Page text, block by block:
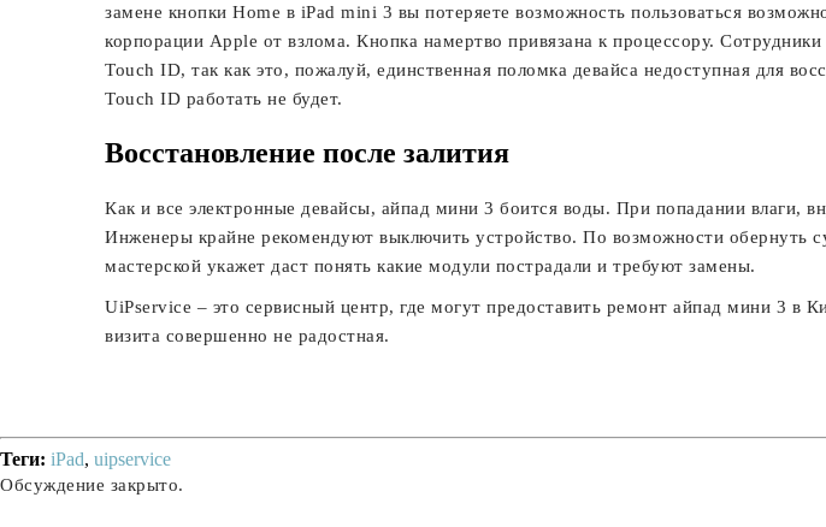
замене кнопки Home в iPad mini 3 вы потеряете возможность пользоваться
корпорации Apple от взлома. Кнопка намертво привязана к процессору.
Touch ID, так как это, пожалуй, единственная поломка девайса недоступная для
Touch ID работать не будет.
Восстановление после залития
Как и все электронные девайсы, айпад мини 3 боится воды. При попадании влаги,
Инженеры крайне рекомендуют выключить устройство. По возможности обернуть
мастерской укажет даст понять какие модули пострадали и требуют замены.
UiPservice – это сервисный центр, где могут предоставить ремонт айпад мини 3
визита совершенно не радостная.
Теги: iPad, uipservice
Обсуждение закрыто.